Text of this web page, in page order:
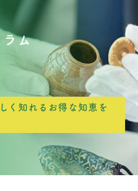
ラム
く知れるお得な知恵を